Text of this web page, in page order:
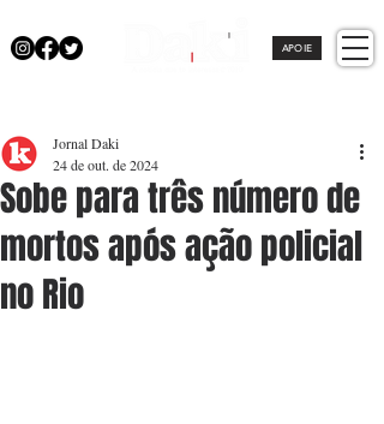
APOIE
Sobe para três número de
mortos após ação policial
no Rio
Jornal Daki
24 de out. de 2024